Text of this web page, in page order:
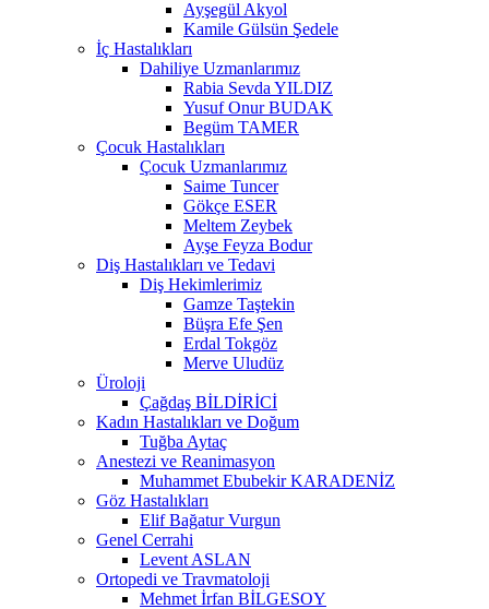
Ayşegül Akyol
Kamile Gülsün Şedele
İç Hastalıkları
Dahiliye Uzmanlarımız
Rabia Sevda YILDIZ
Yusuf Onur BUDAK
Begüm TAMER
Çocuk Hastalıkları
Çocuk Uzmanlarımız
Saime Tuncer
Gökçe ESER
Meltem Zeybek
Ayşe Feyza Bodur
Diş Hastalıkları ve Tedavi
Diş Hekimlerimiz
Gamze Taştekin
Büşra Efe Şen
Erdal Tokgöz
Merve Uludüz
Üroloji
Çağdaş BİLDİRİCİ
Kadın Hastalıkları ve Doğum
Tuğba Aytaç
Anestezi ve Reanimasyon
Muhammet Ebubekir KARADENİZ
Göz Hastalıkları
Elif Bağatur Vurgun
Genel Cerrahi
Levent ASLAN
Ortopedi ve Travmatoloji
Mehmet İrfan BİLGESOY